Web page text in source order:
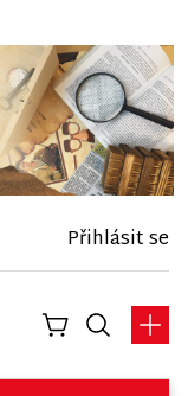
Přihlásit se